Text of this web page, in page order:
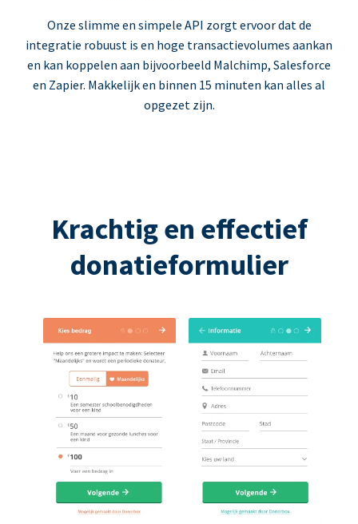
Onze slimme en simpele API zorgt ervoor dat de
integratie robuust is en hoge transactievolumes aankan
en kan koppelen aan bijvoorbeeld Malchimp, Salesforce
en Zapier. Makkelijk en binnen 15 minuten kan alles al
opgezet zijn.
Krachtig en effectief
donatieformulier